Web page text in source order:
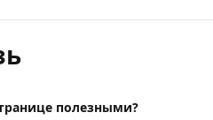
полезными?